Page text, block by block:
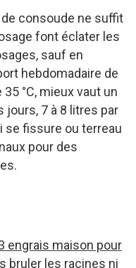
de consoude ne suffit
font éclater les
sauf en
hebdomadaire de
°C, mieux vaut un
jours, 7 à 8 litres par
se fissure ou terreau
pour des
engrais maison pour
bruler les racines ni